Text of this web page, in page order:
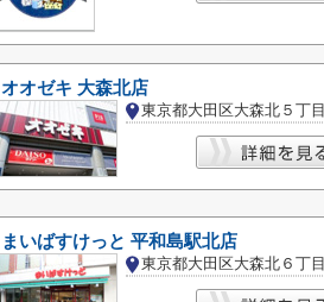
オオゼキ 大森北店
東京都大田区大森北５丁目
まいばすけっと 平和島駅北店
東京都大田区大森北６丁目